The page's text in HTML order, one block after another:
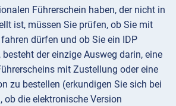
Führerschein haben, der nicht in
ist, müssen Sie prüfen, ob Sie mit
fahren dürfen und ob Sie ein IDP
besteht der einzige Ausweg darin, eine
mit Zustellung oder eine
zu bestellen (erkundigen Sie sich bei
ob die elektronische Version